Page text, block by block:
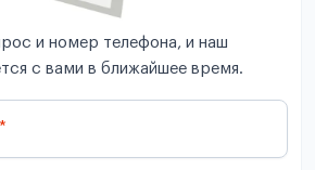
и номер телефона, и наш
с вами в ближайшее время.
*